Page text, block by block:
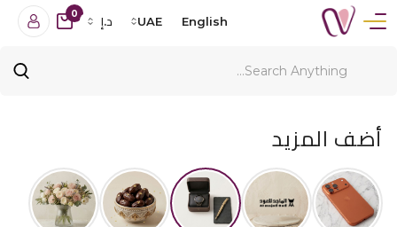
English
UAE د.إ
0
أضف المزيد